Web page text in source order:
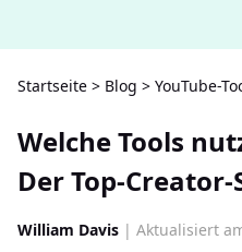
Startseite > Blog > YouTube-
Welche Tools
Der Top-
William Davis | Aktualisiert